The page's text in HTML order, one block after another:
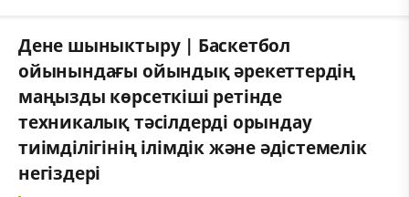
Дене шыныктыру | Баскетбол
ойынындағы ойындық әрекеттердің
маңызды көрсеткіші ретінде
техникалық тәсілдерді орындау
тиімділігінің ілімдік және әдістемелік
негіздері